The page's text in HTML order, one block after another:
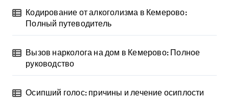
Кодирование от алкоголизма в Кемерово:
Полный путеводитель
Вызов нарколога на дом в Кемерово: Полное
руководство
Осипший голос: причины и лечение осиплости